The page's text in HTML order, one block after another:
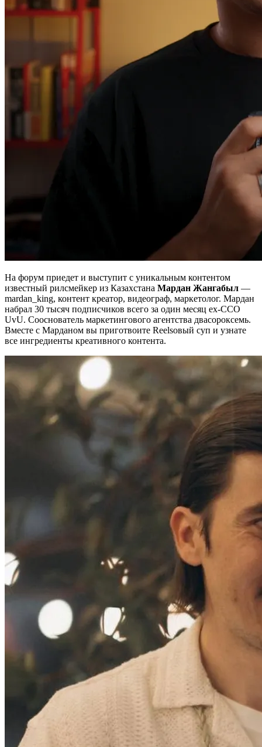
На форум приедет и выступит с уникальным контентом
известный рилсмейкер из Казахстана Мардан Жангабыл —
mardan_king, контент креатор, видеограф, маркетолог. Мардан
набрал 30 тысяч подписчиков всего за один месяц ex-CCO
UvU. Сооснователь маркетингового агентства двасороксемь.
Вместе с Марданом вы приготвоите Reelsовый суп и узнате
все ингредиенты креативного контента.